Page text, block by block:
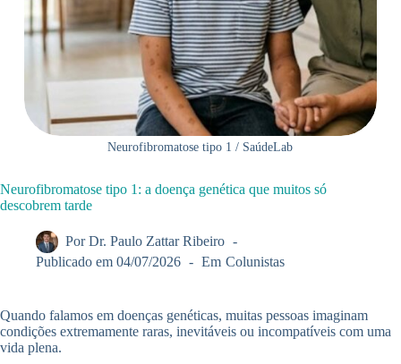
Neurofibromatose tipo 1 / SaúdeLab
Neurofibromatose tipo 1: a doença genética que muitos só
descobrem tarde
Por Dr. Paulo Zattar Ribeiro
Publicado em 04/07/2026 Em Colunistas
Quando falamos em doenças genéticas, muitas pessoas imaginam
condições extremamente raras, inevitáveis ou incompatíveis com uma
vida plena.